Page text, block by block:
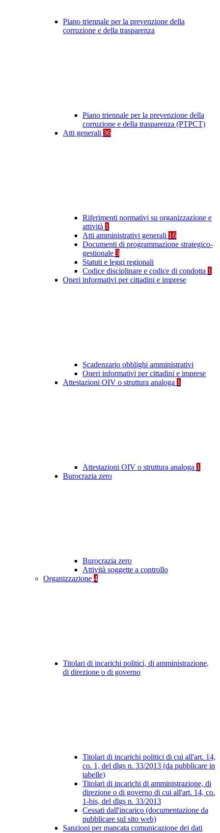
Piano triennale per la prevenzione della
corruzione e della trasparenza
Piano triennale per la prevenzione della
corruzione e della trasparenza (PTPCT)
Atti generali 36
Riferimenti normativi su organizzazione e
attività 1
Atti amministrativi generali 16
Documenti di programmazione strategico-
gestionale 3
Statuti e leggi regionali
Codice disciplinare e codice di condotta 1
Oneri informativi per cittadini e imprese
Scadenzario obblighi amministrativi
Oneri informativi per cittadini e imprese
Attestazioni OIV o struttura analoga 1
Attestazioni OIV o struttura analoga 1
Burocrazia zero
Burocrazia zero
Attività soggette a controllo
Organizzazione 4
Titolari di incarichi politici, di amministrazione,
di direzione o di governo
Titolari di incarichi politici di cui all'art. 14,
co. 1, del dlgs n. 33/2013 (da pubblicare in
tabelle)
Titolari di incarichi di amministrazione, di
direzione o di governo di cui all'art. 14, co.
1-bis, del dlgs n. 33/2013
Cessati dall'incarico (documentazione da
pubblicare sul sito web)
Sanzioni per mancata comunicazione dei dati